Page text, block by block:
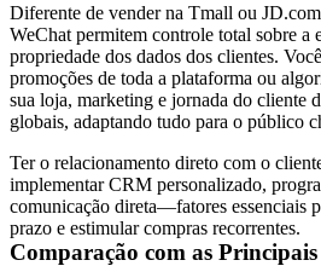
Diferente de vender na Tmall ou
WeChat permitem controle total sobre a
propriedade dos dados dos clientes.
promoções de toda a plataforma ou
sua loja, marketing e jornada do cliente
globais, adaptando tudo para o público
Ter o relacionamento direto com o
implementar CRM personalizado,
comunicação direta—fatores essenciais
prazo e estimular compras recorrentes.
Comparação com as